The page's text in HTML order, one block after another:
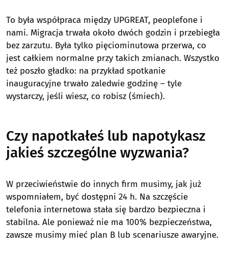
To była współpraca między UPGREAT, peoplefone i
nami. Migracja trwała około dwóch godzin i przebiegła
bez zarzutu. Była tylko pięciominutowa przerwa, co
jest całkiem normalne przy takich zmianach. Wszystko
też poszło gładko: na przykład spotkanie
inauguracyjne trwało zaledwie godzinę – tyle
wystarczy, jeśli wiesz, co robisz (śmiech).
Czy napotkałeś lub napotykasz
jakieś szczególne wyzwania?
W przeciwieństwie do innych firm musimy, jak już
wspomniałem, być dostępni 24 h. Na szczęście
telefonia internetowa stała się bardzo bezpieczna i
stabilna. Ale ponieważ nie ma 100% bezpieczeństwa,
zawsze musimy mieć plan B lub scenariusze awaryjne.